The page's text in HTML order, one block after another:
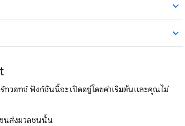
ทวอทช์ ฟังก์ชันนี้จะเปิดอยู่โดยค่าเริ่มต้นและคุณไม่
ขนส่งมวลชนนั้น